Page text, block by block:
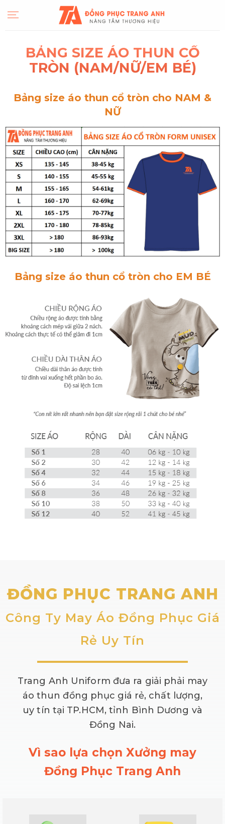
BẢNG SIZE ÁO THUN CỔ
TRÒN (NAM/NỮ/EM BÉ)
Bảng size áo thun cổ tròn cho NAM &
NỮ
Bảng size áo thun cổ tròn cho EM BÉ
ĐỒNG PHỤC TRANG ANH
Công Ty May Áo Đồng Phục Giá
Rẻ Uy Tín
Trang Anh Uniform đưa ra giải phải may
áo thun đồng phục giá rẻ, chất lượng,
uy tín tại TP.HCM, tỉnh Bình Dương và
Đồng Nai.
Vì sao lựa chọn Xưởng may
Đồng Phục Trang Anh